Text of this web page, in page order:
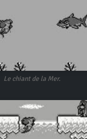
Le chiant de la Mer.